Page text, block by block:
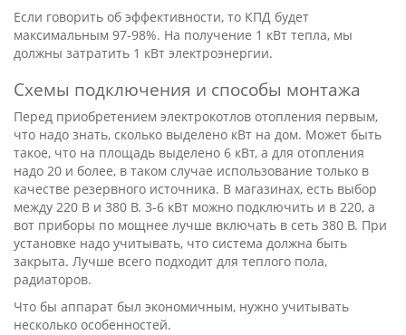
Если говорить об эффективности, то КПД будет
максимальным 97-98%. На получение 1 кВт тепла, мы
должны затратить 1 кВт электроэнергии.
Схемы подключения и способы монтажа
Перед приобретением электрокотлов отопления первым,
что надо знать, сколько выделено кВт на дом. Может быть
такое, что на площадь выделено 6 кВт, а для отопления
надо 20 и более, в таком случае использование только в
качестве резервного источника. В магазинах, есть выбор
между 220 В и 380 В. 3-6 кВт можно подключить и в 220, а
вот приборы по мощнее лучше включать в сеть 380 В. При
установке надо учитывать, что система должна быть
закрыта. Лучше всего подходит для теплого пола,
радиаторов.
Что бы аппарат был экономичным, нужно учитывать
несколько особенностей.